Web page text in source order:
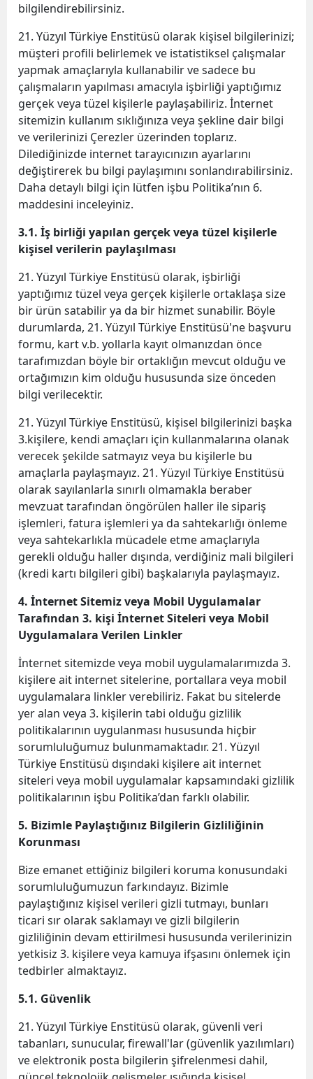
bilgilendirebilirsiniz.
21. Yüzyıl Türkiye Enstitüsü olarak kişisel bilgilerinizi;
müşteri profili belirlemek ve istatistiksel çalışmalar
yapmak amaçlarıyla kullanabilir ve sadece bu
çalışmaların yapılması amacıyla işbirliği yaptığımız
gerçek veya tüzel kişilerle paylaşabiliriz. İnternet
sitemizin kullanım sıklığınıza veya şekline dair bilgi
ve verilerinizi Çerezler üzerinden toplarız.
Dilediğinizde internet tarayıcınızın ayarlarını
değiştirerek bu bilgi paylaşımını sonlandırabilirsiniz.
Daha detaylı bilgi için lütfen işbu Politika’nın 6.
maddesini inceleyiniz.
3.1. İş birliği yapılan gerçek veya tüzel kişilerle
kişisel verilerin paylaşılması
21. Yüzyıl Türkiye Enstitüsü olarak, işbirliği
yaptığımız tüzel veya gerçek kişilerle ortaklaşa size
bir ürün satabilir ya da bir hizmet sunabilir. Böyle
durumlarda, 21. Yüzyıl Türkiye Enstitüsü'ne başvuru
formu, kart v.b. yollarla kayıt olmanızdan önce
tarafımızdan böyle bir ortaklığın mevcut olduğu ve
ortağımızın kim olduğu hususunda size önceden
bilgi verilecektir.
21. Yüzyıl Türkiye Enstitüsü, kişisel bilgilerinizi başka
3.kişilere, kendi amaçları için kullanmalarına olanak
verecek şekilde satmayız veya bu kişilerle bu
amaçlarla paylaşmayız. 21. Yüzyıl Türkiye Enstitüsü
olarak sayılanlarla sınırlı olmamakla beraber
mevzuat tarafından öngörülen haller ile sipariş
işlemleri, fatura işlemleri ya da sahtekarlığı önleme
veya sahtekarlıkla mücadele etme amaçlarıyla
gerekli olduğu haller dışında, verdiğiniz mali bilgileri
(kredi kartı bilgileri gibi) başkalarıyla paylaşmayız.
4. İnternet Sitemiz veya Mobil Uygulamalar
Tarafından 3. kişi İnternet Siteleri veya Mobil
Uygulamalara Verilen Linkler
İnternet sitemizde veya mobil uygulamalarımızda 3.
kişilere ait internet sitelerine, portallara veya mobil
uygulamalara linkler verebiliriz. Fakat bu sitelerde
yer alan veya 3. kişilerin tabi olduğu gizlilik
politikalarının uygulanması hususunda hiçbir
sorumluluğumuz bulunmamaktadır. 21. Yüzyıl
Türkiye Enstitüsü dışındaki kişilere ait internet
siteleri veya mobil uygulamalar kapsamındaki gizlilik
politikalarının işbu Politika’dan farklı olabilir.
5. Bizimle Paylaştığınız Bilgilerin Gizliliğinin
Korunması
Bize emanet ettiğiniz bilgileri koruma konusundaki
sorumluluğumuzun farkındayız. Bizimle
paylaştığınız kişisel verileri gizli tutmayı, bunları
ticari sır olarak saklamayı ve gizli bilgilerin
gizliliğinin devam ettirilmesi hususunda verilerinizin
yetkisiz 3. kişilere veya kamuya ifşasını önlemek için
tedbirler almaktayız.
5.1. Güvenlik
21. Yüzyıl Türkiye Enstitüsü olarak, güvenli veri
tabanları, sunucular, firewall'lar (güvenlik yazılımları)
ve elektronik posta bilgilerin şifrelenmesi dahil,